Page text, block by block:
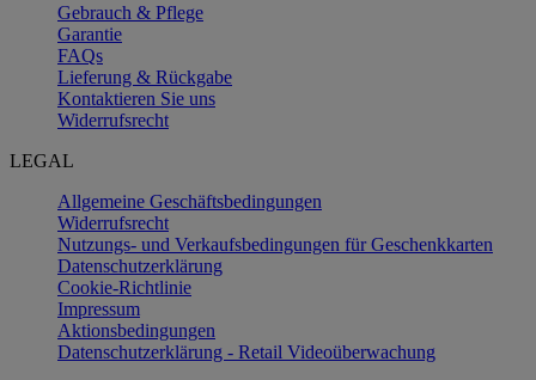
Gebrauch & Pflege
Garantie
FAQs
Lieferung & Rückgabe
Kontaktieren Sie uns
Widerrufsrecht
LEGAL
Allgemeine Geschäftsbedingungen
Widerrufsrecht
Nutzungs- und Verkaufsbedingungen für Geschenkkarten
Datenschutzerklärung
Cookie-Richtlinie
Impressum
Aktionsbedingungen
Datenschutzerklärung - Retail Videoüberwachung